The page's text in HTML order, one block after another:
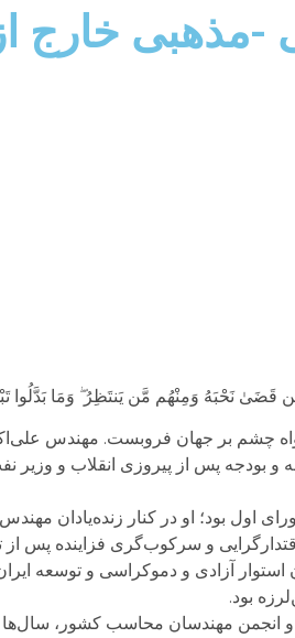
-مذهبی
نَحْبَهُ وَمِنْهُم مَّن يَنتَظِرُ ۖ وَمَا بَدَّلُوا
چشم بر جهان فروبست. مهندس
بودجه پس از پیروزی انقلاب و وزیر
اول بود؛ او در کنار زنده‌یادان
و سرکوب‌گری فزاینده پس
استوار آزادی و دموکراسی و توسعه
بود.
انجمن مهندسان محاسب کشور،